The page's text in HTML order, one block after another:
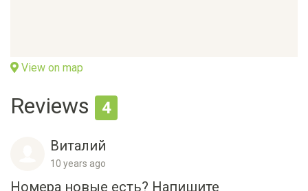
View on map
Reviews 4
Виталий
10 years ago
Номера новые есть? Напишите